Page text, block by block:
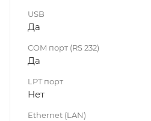
USB
Да
COM порт (RS 232)
Да
LPT порт
Нет
Ethernet (LAN)